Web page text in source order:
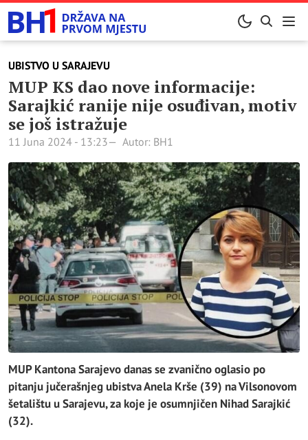
UBISTVO U SARAJEVU
MUP KS dao nove informacije:
Sarajkić ranije nije osuđivan, motiv
se još istražuje
11 Juna 2024 - 13:23 Autor: BH1
MUP Kantona Sarajevo danas se zvanično oglasio po
pitanju jučerašnjeg ubistva Anela Krše (39) na Vilsonovom
šetalištu u Sarajevu, za koje je osumnjičen Nihad Sarajkić
(32).